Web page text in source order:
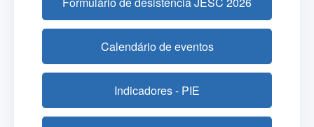
Calendário de eventos
Indicadores - PIE